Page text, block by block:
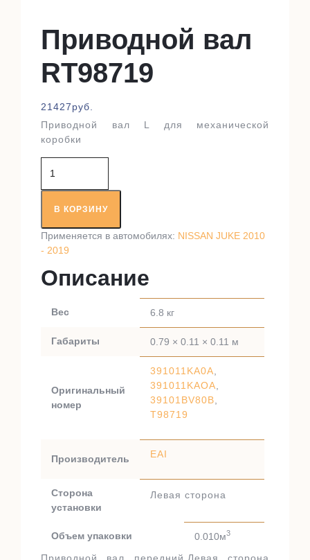
Приводной вал
RT98719
21427руб.
Приводной вал L для механической
коробки
товара
Приводной
валВ КОРЗИНУ
Применяется в автомобилях: NISSAN JUKE 2010
- 2019
Описание
Вес 6.8 кг
Габариты 0.79 × 0.11 × 0.11 м
Оригинальный
номер
391011KA0A
391011KAOA
39101BV80B
T98719
Производитель EAI
Сторона
установки
Левая сторона
Объем упаковки 0.010м3
Приводной вал передний.Левая сторона